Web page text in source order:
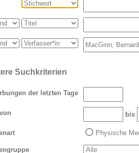
Suchkriterien
der letzten Tage
bis
Physische